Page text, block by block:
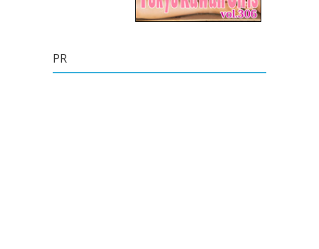
PR